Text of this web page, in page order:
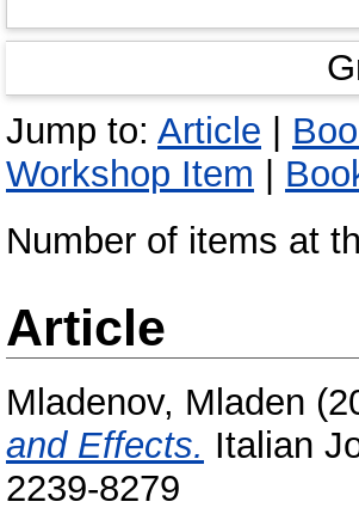
Jump to: Article |
Workshop Item |
Number of items at
Article
Mladenov, Mladen
and Effects. Italian
2239-8279